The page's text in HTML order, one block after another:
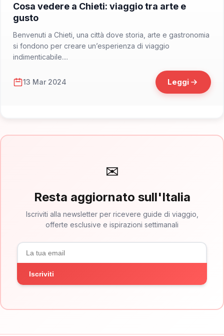
Cosa vedere a Chieti: viaggio tra arte e
gusto
Benvenuti a Chieti, una città dove storia, arte e gastronomia
si fondono per creare un’esperienza di viaggio
indimenticabile....
13 Mar 2024 Leggi
✉
Resta aggiornato sull'Italia
Iscriviti alla newsletter per ricevere guide di viaggio,
offerte esclusive e ispirazioni settimanali
Iscriviti